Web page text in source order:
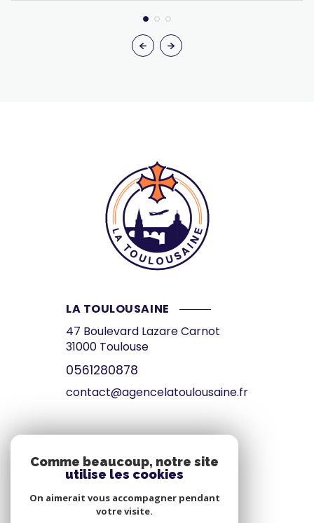
LA TOULOUSAINE
47 Boulevard Lazare Carnot
31000 Toulouse
0561280878
contact@agencelatoulousaine.fr
Espace propriétaire
Comme beaucoup, notre site
utilise les cookies
On aimerait vous accompagner pendant
votre visite.